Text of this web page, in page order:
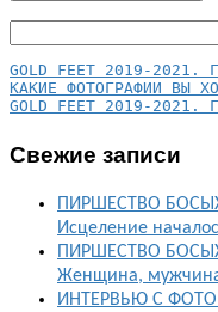
КАКИЕ ФОТОГРАФИИ ВЫ
GOLD FEET 2019-2021.
Свежие записи
ПИРШЕСТВО БОСЫХ
Исцеление
ПИРШЕСТВО БОСЫХ
Женщина,
ИНТЕРВЬЮ С